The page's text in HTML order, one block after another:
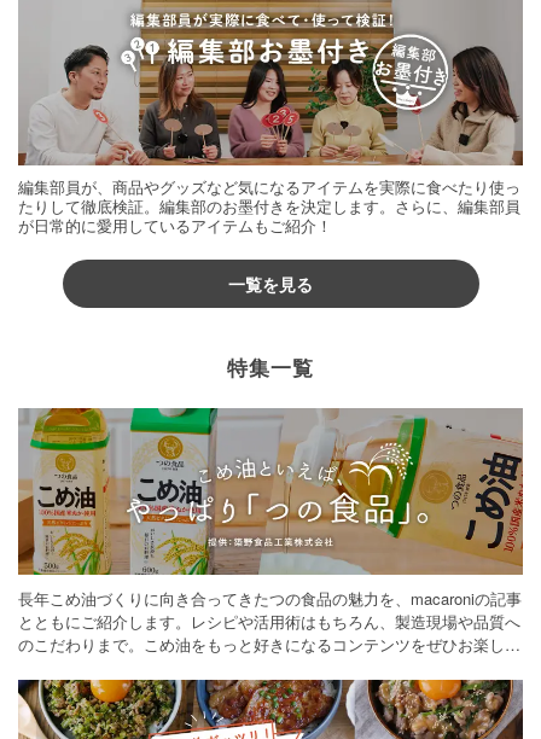
編集部員が、商品やグッズなど気になるアイテムを実際に食べたり使っ
たりして徹底検証。編集部のお墨付きを決定します。さらに、編集部員
が日常的に愛用しているアイテムもご紹介！
一覧を見る
特集一覧
長年こめ油づくりに向き合ってきたつの食品の魅力を、macaroniの記事
とともにご紹介します。レシピや活用術はもちろん、製造現場や品質へ
のこだわりまで。こめ油をもっと好きになるコンテンツをぜひお楽しみ